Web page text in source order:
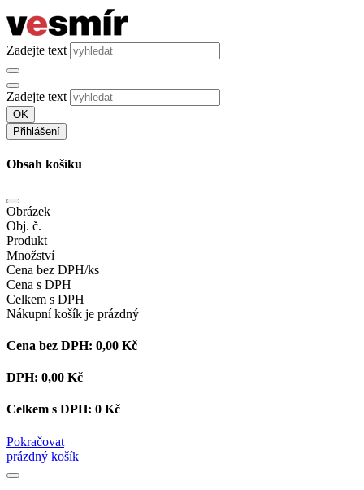
Zadejte text
Zadejte text
OK
Přihlášení
Obsah košíku
Obrázek
Obj. č.
Produkt
Množství
Cena bez DPH/ks
Cena s DPH
Celkem s DPH
Nákupní košík je prázdný
Cena bez DPH: 0,00 Kč
DPH: 0,00 Kč
Celkem s DPH: 0 Kč
Pokračovat
prázdný košík